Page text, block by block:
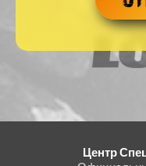
Центр